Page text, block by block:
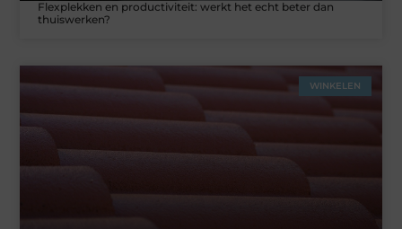
Flexplekken en productiviteit: werkt het echt beter dan
thuiswerken?
WINKELEN